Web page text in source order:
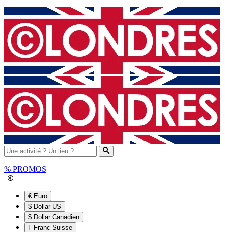
% PROMOS
€ Euro
$ Dollar US
$ Dollar Canadien
₣ Franc Suisse